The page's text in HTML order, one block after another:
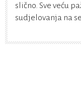
slično. Sve veću
sudjelovanja na